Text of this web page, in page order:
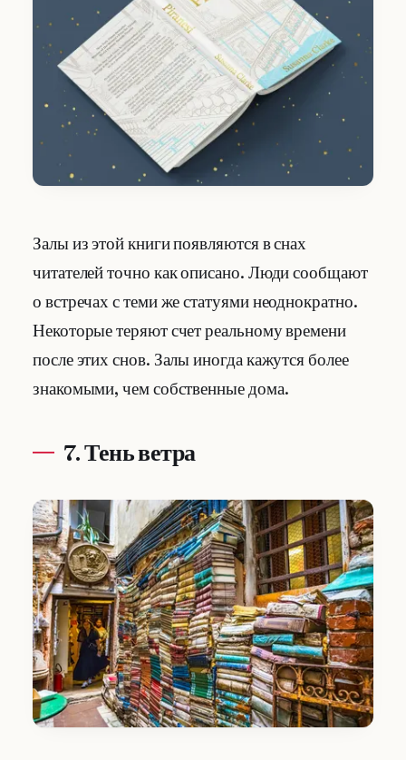
Залы из этой книги появляются в снах
читателей точно как описано. Люди сообщают
о встречах с теми же статуями неоднократно.
Некоторые теряют счет реальному времени
после этих снов. Залы иногда кажутся более
знакомыми, чем собственные дома.
7. Тень ветра